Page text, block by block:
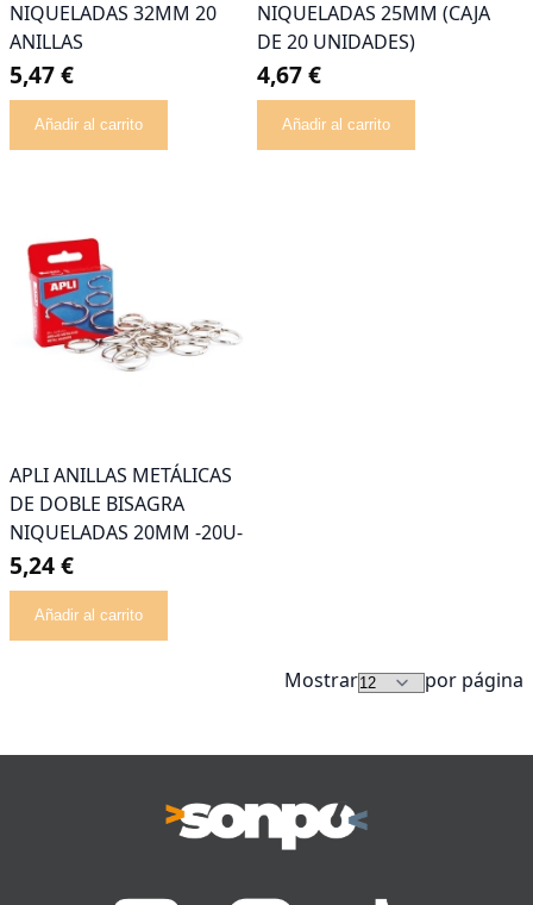
NIQUELADAS 32MM 20
ANILLAS
5,47 €
Añadir al carrito
NIQUELADAS 25MM (CAJA
DE 20 UNIDADES)
4,67 €
Añadir al carrito
APLI ANILLAS METÁLICAS
DE DOBLE BISAGRA
NIQUELADAS 20MM -20U-
5,24 €
Añadir al carrito
Mostrar por página